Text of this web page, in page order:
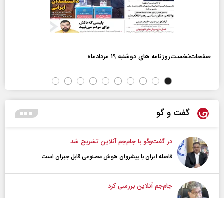
صفحات‌نخست‌روزنامه ها‌ی دوشنبه ۱۹ مردادماه
گفت و گو
در گفت‌و‌گو با جام‌جم آنلاین تشریح شد
فاصله ایران با پیشرو‌ان هوش مصنوعی قابل جبران است
جام‌جم آنلاین بررسی کرد